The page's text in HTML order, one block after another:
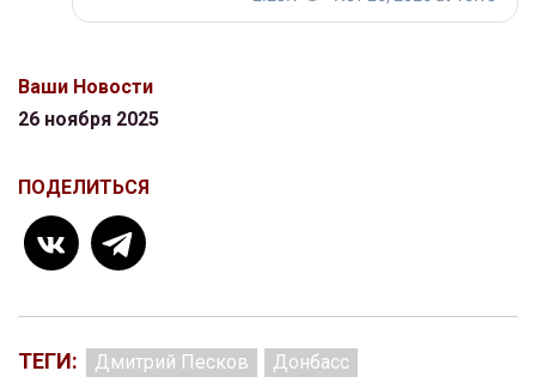
Ваши Новости
26 ноября 2025
ПОДЕЛИТЬСЯ
ТЕГИ: Дмитрий Песков
Донбасс